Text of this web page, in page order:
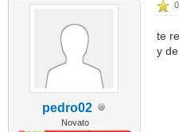
pedro02
Novato
te
y